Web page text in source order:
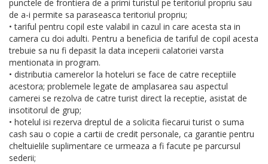
punctele de frontiera de a primi turistul pe teritoriul propriu sau
de a-i permite sa paraseasca teritoriul propriu;
• tariful pentru copil este valabil in cazul in care acesta sta in
camera cu doi adulti. Pentru a beneficia de tariful de copil acesta
trebuie sa nu fi depasit la data inceperii calatoriei varsta
mentionata in program.
• distributia camerelor la hoteluri se face de catre receptiile
acestora; problemele legate de amplasarea sau aspectul
camerei se rezolva de catre turist direct la receptie, asistat de
insotitorul de grup;
• hotelul isi rezerva dreptul de a solicita fiecarui turist o suma
cash sau o copie a cartii de credit personale, ca garantie pentru
cheltuielile suplimentare ce urmeaza a fi facute pe parcursul
sederii;